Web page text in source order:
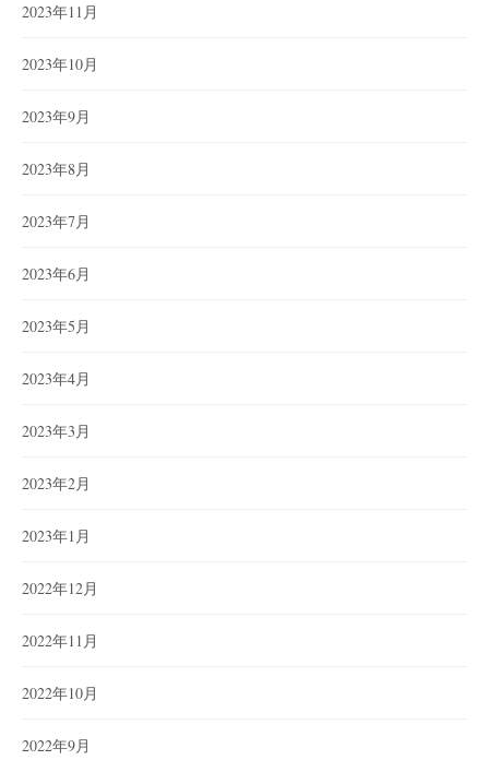
2023年11月
2023年10月
2023年9月
2023年8月
2023年7月
2023年6月
2023年5月
2023年4月
2023年3月
2023年2月
2023年1月
2022年12月
2022年11月
2022年10月
2022年9月